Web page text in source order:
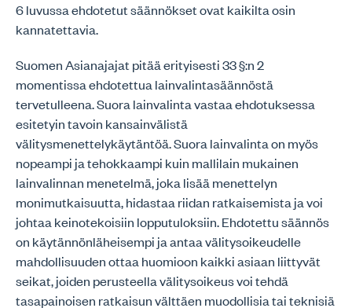
6 luvussa ehdotetut säännökset ovat kaikilta osin
kannatettavia.
Suomen Asianajajat pitää erityisesti 33 §:n 2
momentissa ehdotettua lainvalintasäännöstä
tervetulleena. Suora lainvalinta vastaa ehdotuksessa
esitetyin tavoin kansainvälistä
välitysmenettelykäytäntöä. Suora lainvalinta on myös
nopeampi ja tehokkaampi kuin mallilain mukainen
lainvalinnan menetelmä, joka lisää menettelyn
monimutkaisuutta, hidastaa riidan ratkaisemista ja voi
johtaa keinotekoisiin lopputuloksiin. Ehdotettu säännös
on käytännönläheisempi ja antaa välitysoikeudelle
mahdollisuuden ottaa huomioon kaikki asiaan liittyvät
seikat, joiden perusteella välitysoikeus voi tehdä
tasapainoisen ratkaisun välttäen muodollisia tai teknisiä